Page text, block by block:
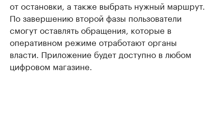
от остановки, а также выбрать нужный маршрут.
По завершению второй фазы пользователи
смогут оставлять обращения, которые в
оперативном режиме отработают органы
власти. Приложение будет доступно в любом
цифровом магазине.